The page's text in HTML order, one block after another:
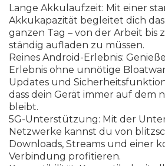
Lange Akku aufzeit: Mit einer sta
Akku kapazität beg eitet dich das
ganzen Tag – von der Arbeit bis z
ständig aufaden zu müssen.
Reines And roid -Er ebnis: Genieße
Er ebnis o hne unnötige B oatwa
Updates und Sicherheitsfun ktio
dass dein Gerät immer auf dem n
b eibt.
5G-Unterstützung: Mit der Unte
Netzwerke kannst d u von b itzsc
Down oads, Streams und einer k
Verbind ung proftieren.